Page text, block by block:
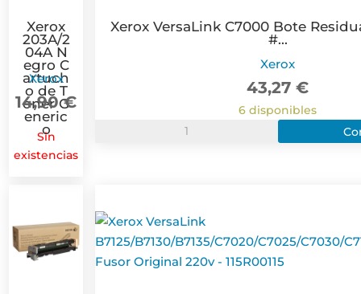
Xerox
203A/2
04A N
egro C
artuch
o de T
oner G
eneric
o
Xerox
14,90€
Sin
existencias
Xerox VersaLink C7000 Bote
#...
Xerox
43,27€
6 disponibles
Residual
Original
-
115R00129